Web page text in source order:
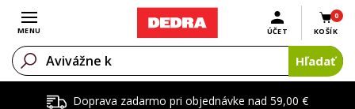
Doprava zadarmo pri objednávke nad 59,00 €
Otvoriť menu
MENU
0
KOŠÍK
ÚČET
Hľadať